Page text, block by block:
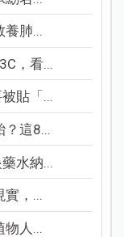
養肺...
，看...
貼「...
？這8...
水納...
實，...
人...